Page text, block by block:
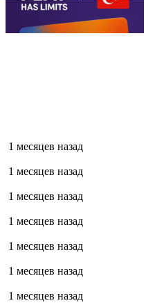
1 месяцев назад
1 месяцев назад
1 месяцев назад
1 месяцев назад
1 месяцев назад
1 месяцев назад
1 месяцев назад